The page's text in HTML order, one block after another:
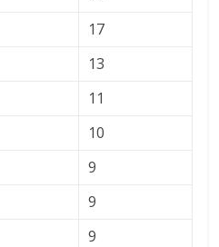
17
13
11
10
9
9
9